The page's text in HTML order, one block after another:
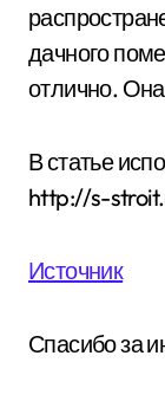
дачного
отлично.
В статье
http://s-
Источник
Спасибо за